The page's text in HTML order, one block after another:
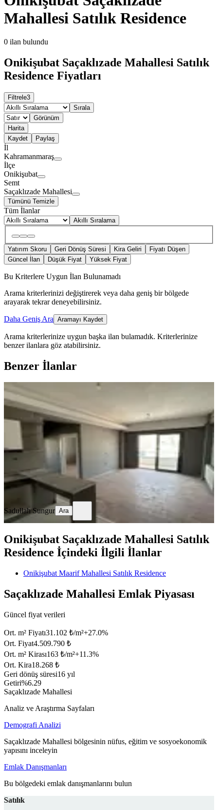
Mahallesi Satılık Residence
0 ilan bulundu
Onikişubat Saçaklızade Mahallesi Satılık
Residence Fiyatları
Filtrele3
Sırala
Görünüm
Harita
Kaydet
Paylaş
İl
Kahramanmaraş
İlçe
Onikişubat
Semt
Saçaklızade Mahallesi
Tümünü Temizle
Tüm İlanlar
Akıllı Sıralama
Yatırım Skoru Geri Dönüş Süresi Kira Geliri
Fiyatı Düşen
Güncel İlan
Düşük Fiyat Yüksek Fiyat
Bu Kriterlere Uygun İlan Bulunamadı
Arama kriterlerinizi değiştirerek veya daha geniş bir bölgede
arayarak tekrar deneyebilirsiniz.
Daha Geniş Ara Aramayı Kaydet
Arama kriterlerinize uygun başka ilan bulamadık. Kriterlerinize
benzer ilanlara göz atabilirsiniz.
Benzer İlanlar
9
Onikişubat, Maarif Mahallesi
2+0· ·9. Kat·10.04.2026
3.000.000 ₺
Sadullah Sungur
Sadullah Sungur Ara
Onikişubat Saçaklızade Mahallesi Satılık
Residence İçindeki İlgili İlanlar
Onikişubat Maarif Mahallesi Satılık Residence
Saçaklızade Mahallesi Emlak Piyasası
Güncel fiyat verileri
Ort. m² Fiyatı31.102 ₺/m²+27.0%
Ort. Fiyat4.509.790 ₺
Ort. m² Kirası163 ₺/m²+11.3%
Ort. Kira18.268 ₺
Geri dönüş süresi16 yıl
Getiri%6.29
Saçaklızade Mahallesi
Analiz ve Araştırma Sayfaları
Demografi Analizi
Saçaklızade Mahallesi bölgesinin nüfus, eğitim ve sosyoekonomik
yapısını inceleyin
Emlak Danışmanları
Bu bölgedeki emlak danışmanlarını bulun
Satılık